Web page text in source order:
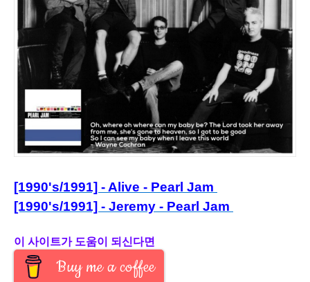
[1990's/1991] - Alive - Pearl Jam
[1990's/1991] - Jeremy - Pearl Jam
이 사이트가 도움이 되신다면
Buy me a coffee